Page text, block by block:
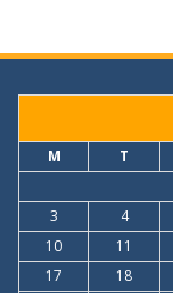
M T
3
4
10
11
17
18